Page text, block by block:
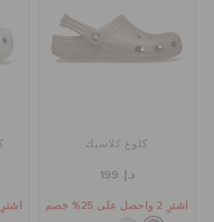
كلوغ كلاسيك
د.إ. 199
اشترِ 2 واحصل على 25% خصم اشترِ 2 واحصل على 25% خصم